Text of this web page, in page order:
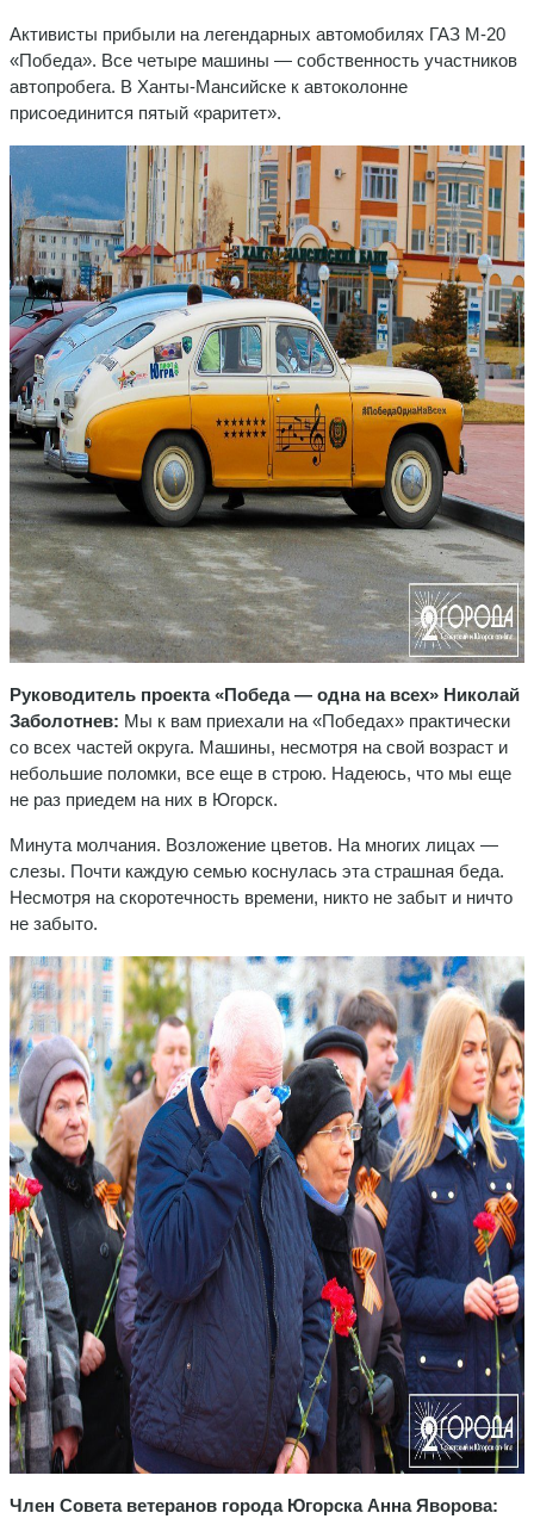
Активисты прибыли на легендарных автомобилях ГАЗ М-20
«Победа». Все четыре машины — собственность участников
автопробега. В Ханты-Мансийске к автоколонне
присоединится пятый «раритет».
Руководитель проекта «Победа — одна на всех» Николай
Заболотнев: Мы к вам приехали на «Победах» практически
со всех частей округа. Машины, несмотря на свой возраст и
небольшие поломки, все еще в строю. Надеюсь, что мы еще
не раз приедем на них в Югорск.
Минута молчания. Возложение цветов. На многих лицах —
слезы. Почти каждую семью коснулась эта страшная беда.
Несмотря на скоротечность времени, никто не забыт и ничто
не забыто.
Член Совета ветеранов города Югорска Анна Яворова: